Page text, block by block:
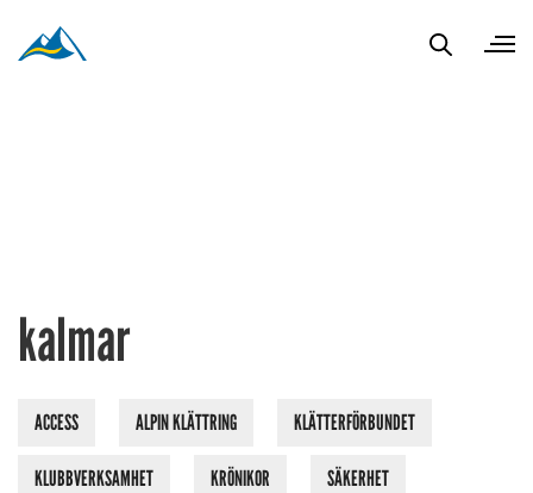
kalmar
ACCESS ALPIN KLÄTTRING KLÄTTERFÖRBUNDET
KLUBBVERKSAMHET KRÖNIKOR SÄKERHET